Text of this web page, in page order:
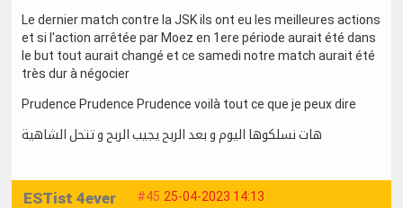
Le dernier match contre la JSK ils ont eu les meilleures actions
et si l'action arrêtée par Moez en 1ere période aurait été dans
le but tout aurait changé et ce samedi notre match aurait été
très dur à négocier
Prudence Prudence Prudence voilà tout ce que je peux dire
هات نسلكوها اليوم و بعد الربح يجيب الربح و تتحل الشاهية
#45 25-04-2023 14:13
ESTist 4ever